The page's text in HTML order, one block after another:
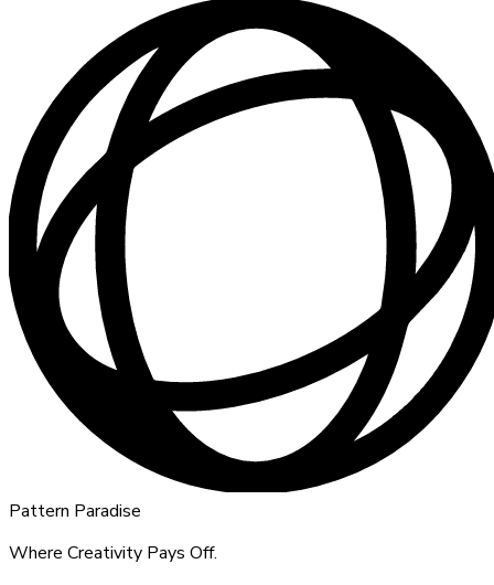
Pattern Paradise
Where Creativity Pays Off.